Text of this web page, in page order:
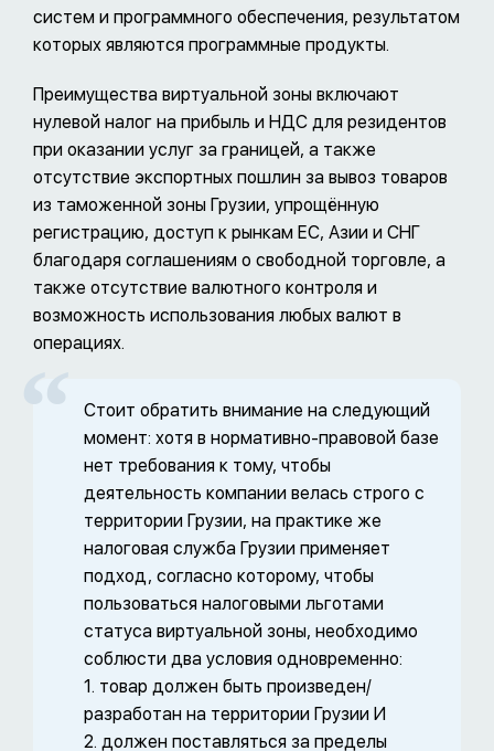
систем и программного обеспечения, результатом
которых являются программные продукты.
Преимущества виртуальной зоны включают
нулевой налог на прибыль и НДС для резидентов
при оказании услуг за границей, а также
отсутствие экспортных пошлин за вывоз товаров
из таможенной зоны Грузии, упрощённую
регистрацию, доступ к рынкам ЕС, Азии и СНГ
благодаря соглашениям о свободной торговле, а
также отсутствие валютного контроля и
возможность использования любых валют в
операциях.
Стоит обратить внимание на следующий
момент: хотя в нормативно-правовой базе
нет требования к тому, чтобы
деятельность компании велась строго с
территории Грузии, на практике же
налоговая служба Грузии применяет
подход, согласно которому, чтобы
пользоваться налоговыми льготами
статуса виртуальной зоны, необходимо
соблюсти два условия одновременно:
1. товар должен быть произведен/
разработан на территории Грузии И
2. должен поставляться за пределы